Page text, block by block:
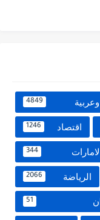
4849
اقتصاد 1246
344
الرياضة 2066
51